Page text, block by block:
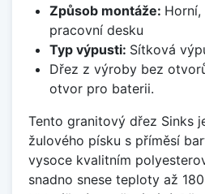
Způsob montáže: Horní,
pracovní desku
Typ výpusti: Sítková
Dřez z výroby bez
otvor pro baterii.
Tento granitový dřez Sinks
žulového písku s příměsí
vysoce kvalitním
snadno snese teploty až